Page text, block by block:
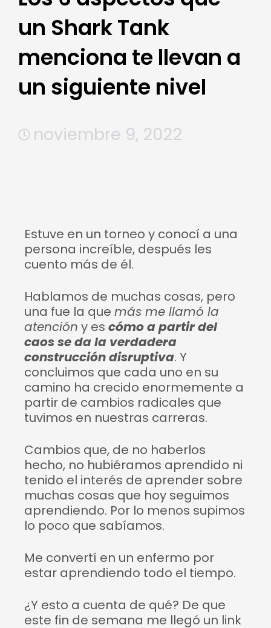
un Shark Tank
menciona te llevan a
un siguiente nivel
noviembre 9, 2022
Estuve en un torneo y conocí a una
persona increíble, después les
cuento más de él.
Hablamos de muchas cosas, pero
una fue la que más me llamó la
atención y es cómo a partir del
caos se da la verdadera
construcción disruptiva. Y
concluimos que cada uno en su
camino ha crecido enormemente a
partir de cambios radicales que
tuvimos en nuestras carreras.
Cambios que, de no haberlos
hecho, no hubiéramos aprendido ni
tenido el interés de aprender sobre
muchas cosas que hoy seguimos
aprendiendo. Por lo menos supimos
lo poco que sabíamos.
Me convertí en un enfermo por
estar aprendiendo todo el tiempo.
¿Y esto a cuenta de qué? De que
este fin de semana me llegó un link